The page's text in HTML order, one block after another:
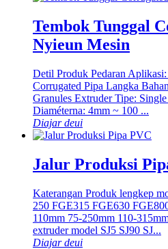
Tembok Tunggal
Nyieun Mesin
Detil Produk Pedaran
Corrugated Pipa Langka
Granules Extruder Tipe:
Diaméterna: 4mm ~ 100 ...
Diajar deui
Jalur Produksi
Katerangan Produk lengkep
250 FGE315 FGE630
110mm 75-250mm 110-
extruder model SJ5 SJ90 SJ...
Diajar deui